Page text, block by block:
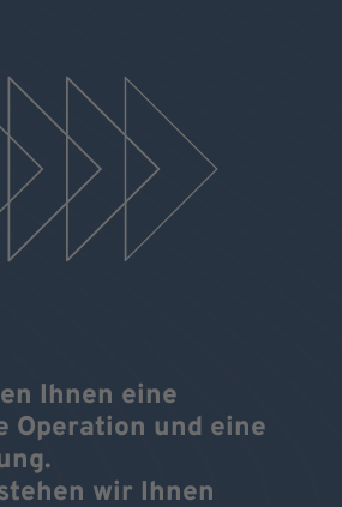
Ihnen eine
Operation und eine
wir Ihnen